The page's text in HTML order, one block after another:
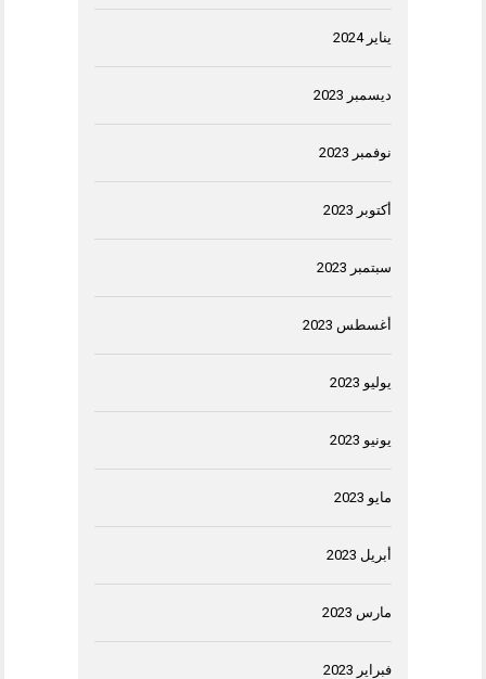
يناير 2024
ديسمبر 2023
نوفمبر 2023
أكتوبر 2023
سبتمبر 2023
أغسطس 2023
يوليو 2023
يونيو 2023
مايو 2023
أبريل 2023
مارس 2023
فبراير 2023